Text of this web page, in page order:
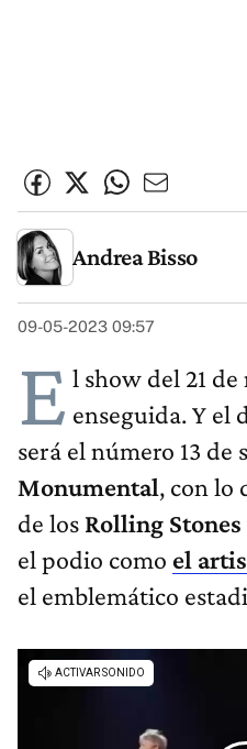
Andrea Bisso
09-05-2023 09:57
E l show del 21
enseguida. Y el
será el número 13 de
Monumental, con lo
de los Rolling Stones
el podio como el
el emblemático